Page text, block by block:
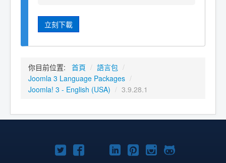
立刻下載
你目前位置: 首頁 / 語言包 /
Joomla 3 Language Packages /
Joomla! 3 - English (USA) / 3.9.28.1
TwitterFacebookYouTube
Linkedln
Pinterest
Instagram
GitHub